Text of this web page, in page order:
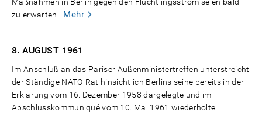
zu erwarten.
Mehr
8. AUGUST 1961
Im Anschluß an das Pariser Außenministertreffen unterstreicht
der Ständige NATO-Rat hinsichtlich Berlins seine bereits in der
Erklärung vom 16. Dezember 1958 dargelegte und im
Abschlusskommuniqué vom 10. Mai 1961 wiederholte